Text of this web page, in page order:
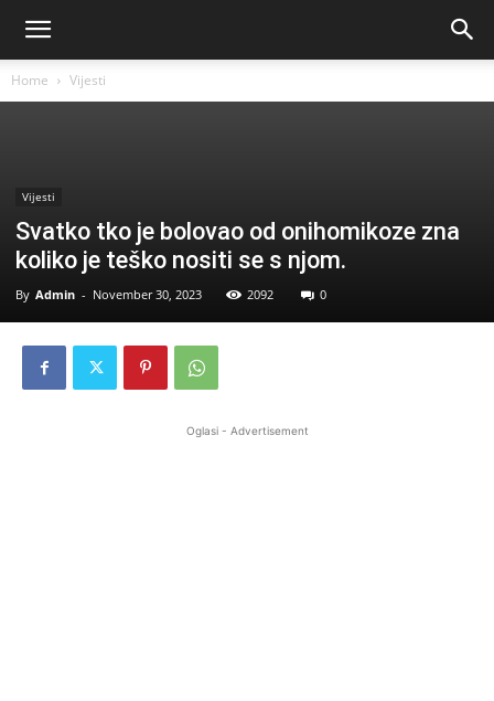
Home Vijesti
Vijesti
Svatko tko je bolovao od onihomikoze zna
koliko je teško nositi se s njom.
By Admin - November 30, 2023 2092 0
Oglasi - Advertisement